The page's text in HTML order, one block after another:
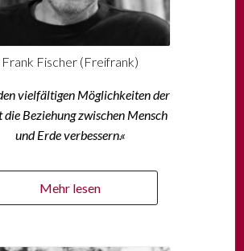
Frank Fischer (Freifrank)
vielfältigen Möglichkeiten der
die Beziehung zwischen Mensch
und Erde verbessern.«
Mehr lesen